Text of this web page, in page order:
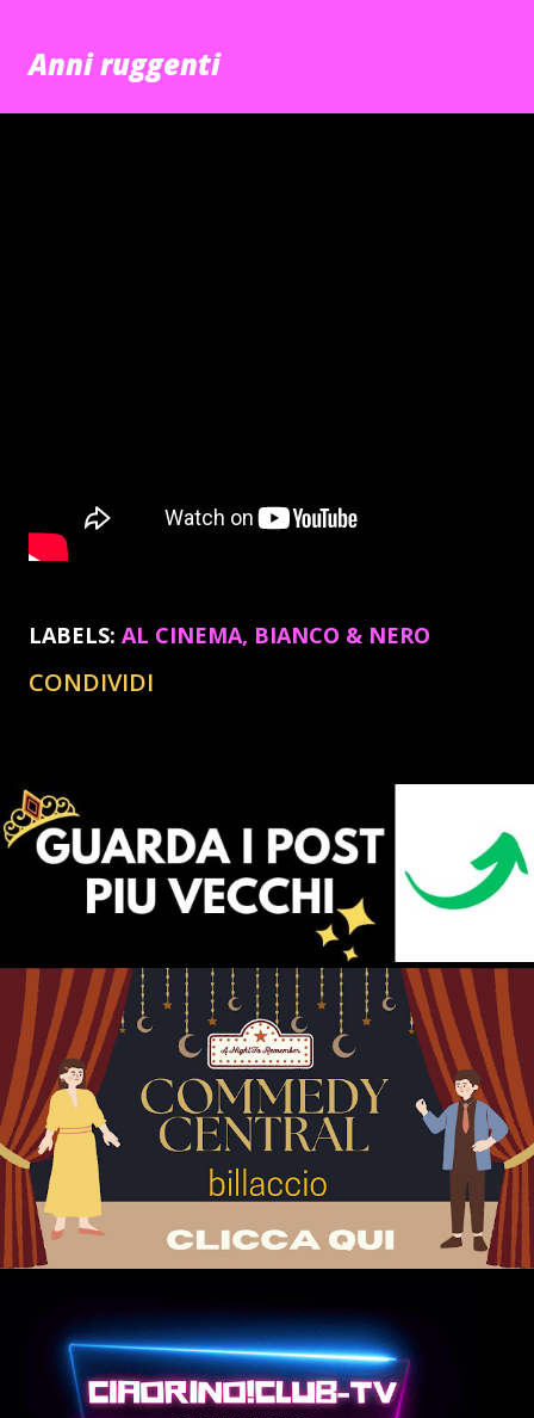
Anni ruggenti
LABELS: AL CINEMA BIANCO & NERO
CONDIVIDI